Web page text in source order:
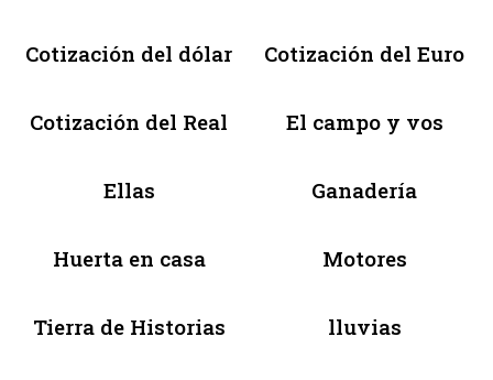
Cotización del dólar Cotización del Euro
Cotización del Real El campo y vos
Ellas Ganadería
Huerta en casa Motores
Tierra de Historias lluvias